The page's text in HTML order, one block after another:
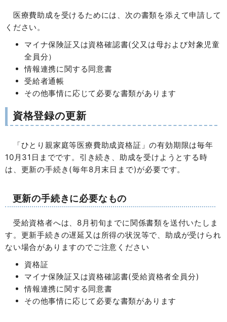
医療費助成を受けるためには、次の書類を添えて申請して
ください。
マイナ保険証又は資格確認書(父又は母および対象児童
全員分）
情報連携に関する同意書
受給者通帳
その他事情に応じて必要な書類があります
資格登録の更新
「ひとり親家庭等医療費助成資格証」の有効期限は毎年
10月31日までです。引き続き、助成を受けようとする時
は、更新の手続き(毎年8月末日まで)が必要です。
更新の手続きに必要なもの
受給資格者へは、8月初旬までに関係書類を送付いたしま
す。更新手続きの遅延又は所得の状況等で、助成が受けられ
ない場合がありますのでご注意ください
資格証
マイナ保険証又は資格確認書(受給資格者全員分)
情報連携に関する同意書
その他事情に応じて必要な書類があります